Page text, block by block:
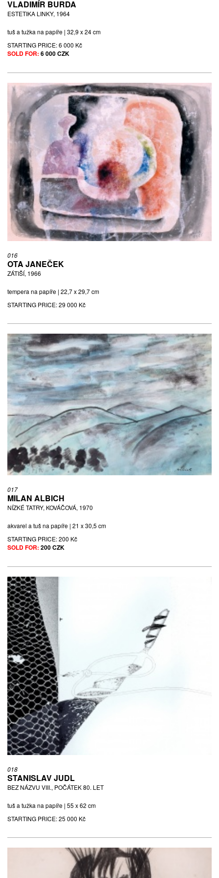
VLADIMÍR BURDA
ESTETIKA LINKY, 1964
tuš a tužka na papíře | 32,9 x 24 cm
STARTING PRICE:6 000 Kč
SOLD FOR: 6 000 CZK
016
OTA JANEČEK
ZÁTIŠÍ, 1966
tempera na papíře | 22,7 x 29,7 cm
STARTING PRICE:29 000 Kč
017
MILAN ALBICH
NÍZKÉ TATRY, KOVÁČOVÁ, 1970
akvarel a tuš na papíře | 21 x 30,5 cm
STARTING PRICE:200 Kč
SOLD FOR: 200 CZK
018
STANISLAV JUDL
BEZ NÁZVU VIII., POČÁTEK 80. LET
tuš a tužka na papíře | 55 x 62 cm
STARTING PRICE:25 000 Kč